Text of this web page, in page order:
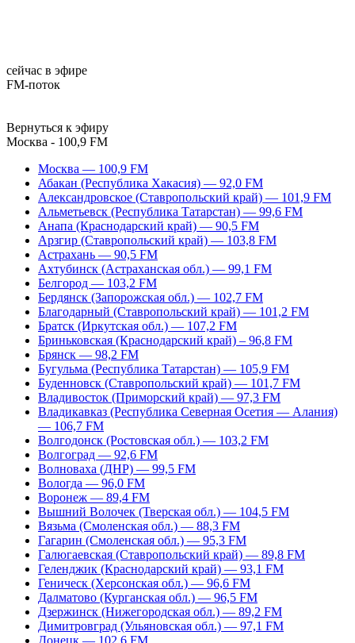
сейчас в эфире
FM-поток
Вернуться к эфиру
Москва - 100,9 FM
Москва — 100,9 FM
Абакан (Республика Хакасия) — 92,0 FM
Александровское (Ставропольский край) — 101,9 FM
Альметьевск (Республика Татарстан) — 99,6 FM
Анапа (Краснодарский край) — 90,5 FM
Арзгир (Ставропольский край) — 103,8 FM
Астрахань — 90,5 FM
Ахтубинск (Астраханская обл.) — 99,1 FM
Белгород — 103,2 FM
Бердянск (Запорожская обл.) — 102,7 FM
Благодарный (Ставропольский край) — 101,2 FM
Братск (Иркутская обл.) — 107,2 FM
Бриньковская (Краснодарский край) – 96,8 FM
Брянск — 98,2 FM
Бугульма (Республика Татарстан) — 105,9 FM
Буденновск (Ставропольский край) — 101,7 FM
Владивосток (Приморский край) — 97,3 FM
Владикавказ (Республика Северная Осетия — Алания)
— 106,7 FM
Волгодонск (Ростовская обл.) — 103,2 FM
Волгоград — 92,6 FM
Волноваха (ДНР) — 99,5 FM
Вологда — 96,0 FM
Воронеж — 89,4 FM
Вышний Волочек (Тверская обл.) — 104,5 FM
Вязьма (Смоленская обл.) — 88,3 FM
Гагарин (Смоленская обл.) — 95,3 FM
Галюгаевская (Ставропольский край) — 89,8 FM
Геленджик (Краснодарский край) — 93,1 FM
Геническ (Херсонская обл.) — 96,6 FM
Далматово (Курганская обл.) — 96,5 FM
Дзержинск (Нижегородская обл.) — 89,2 FM
Димитровград (Ульяновская обл.) — 97,1 FM
Донецк — 102,6 FM